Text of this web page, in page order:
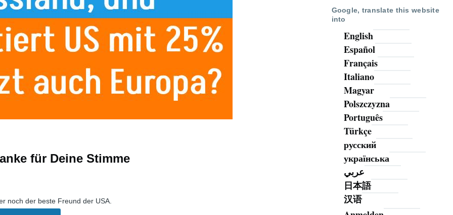
für Deine Stimme
noch der beste Freund der USA.
Google, translate this website
into
English
Español
Français
Italiano
Magyar
Polszczyzna
Português
Türkçe
русский
українська
عربي
日本語
汉语